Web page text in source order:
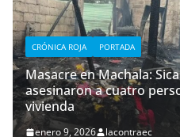
CRÓNICA ROJA PORTADA
Masacre en Machala:
asesinaron a cuatro
vivienda
enero 9, 2026 lacontraec